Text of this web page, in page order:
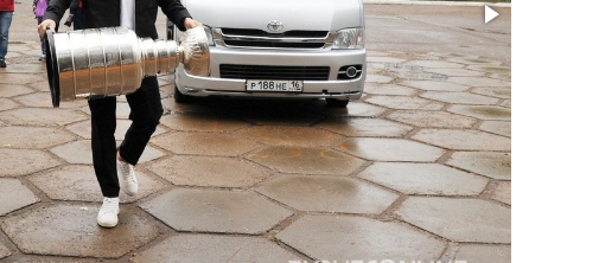
Рекомендуем
Мексика, рок-концерт
и вагон с чак-чаком: как
в Менделеевске прошла
«Гонка Героев»
Рекомендуем
«Прорывы случались
30 метров»: как
лечит подземные
Казани